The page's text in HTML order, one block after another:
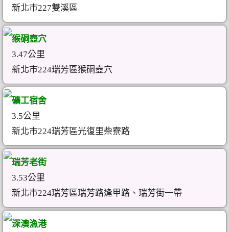
新北市227雙溪區
猴硐壺穴
3.47公里
新北市224瑞芳區猴硐壺穴
礦工宿舍
3.5公里
新北市224瑞芳區光復里柴寮路
瑞芳老街
3.53公里
新北市224瑞芳區瑞芳路逢甲路、瑞芳街一帶
深澳漁港